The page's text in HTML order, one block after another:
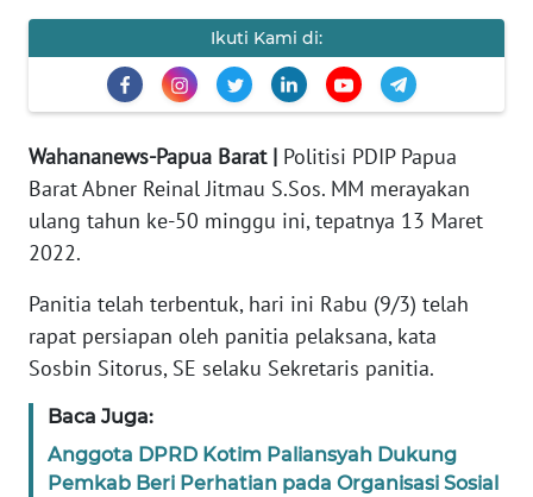
Ikuti Kami di:
Wahananews-Papua Barat | Politisi PDIP Papua
Barat Abner Reinal Jitmau S.Sos. MM merayakan
ulang tahun ke-50 minggu ini, tepatnya 13 Maret
2022.
Panitia telah terbentuk, hari ini Rabu (9/3) telah
rapat persiapan oleh panitia pelaksana, kata
Sosbin Sitorus, SE selaku Sekretaris panitia.
Baca Juga:
Anggota DPRD Kotim Paliansyah Dukung
Pemkab Beri Perhatian pada Organisasi Sosial
KARIR
DISCLAIMER
Wahana
News
WN
SUMUT
JAKARTA